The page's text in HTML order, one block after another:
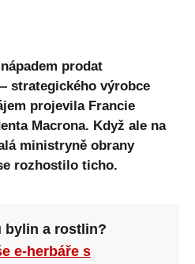
prodat
strategického výrobce
projevila Francie
Macrona. Když ale na
ministryně obrany
rozhostilo ticho.
bylin a rostlin?
e-herbáře s